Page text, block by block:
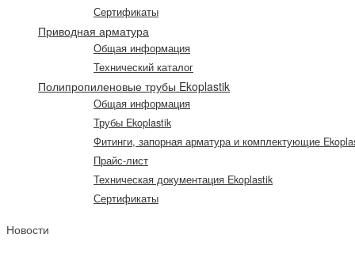
Сертификаты
Приводная арматура
Общая информация
Технический каталог
Полипропиленовые трубы Ekoplastik
Общая информация
Трубы Ekoplastik
Фитинги, запорная арматура и комплектующие
Прайс-лист
Техническая документация Ekoplastik
Сертификаты
Новости